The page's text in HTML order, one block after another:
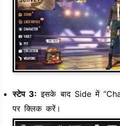
स्टेप 3: इसके बाद Side में
पर क्लिक करें।